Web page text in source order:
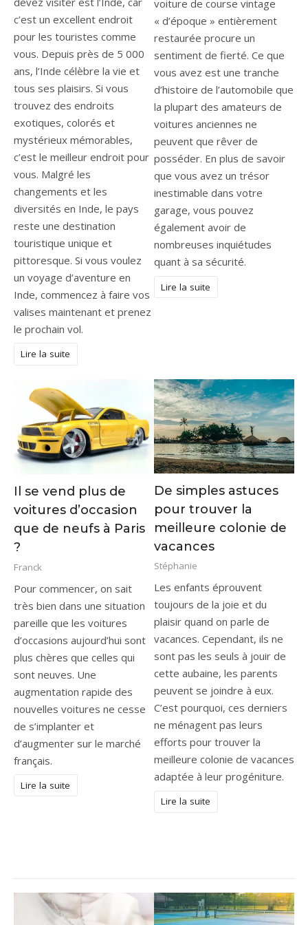
c’est un excellent endroit
pour les touristes comme
vous. Depuis près de 5 000
ans, l’Inde célèbre la vie et
tous ses plaisirs. Si vous
trouvez des endroits
exotiques, colorés et
mystérieux mémorables,
c’est le meilleur endroit pour
vous. Malgré les
changements et les
diversités en Inde, le pays
reste une destination
touristique unique et
pittoresque. Si vous voulez
un voyage d’aventure en
Inde, commencez à faire vos
valises maintenant et prenez
le prochain vol.
Lire la suite
voiture de course vintage
« d’époque » entièrement
restaurée procure un
sentiment de fierté. Ce que
vous avez est une tranche
d’histoire de l’automobile que
la plupart des amateurs de
voitures anciennes ne
peuvent que rêver de
posséder. En plus de savoir
que vous avez un trésor
inestimable dans votre
garage, vous pouvez
également avoir de
nombreuses inquiétudes
quant à sa sécurité.
Lire la suite
Il se vend plus de
voitures d’occasion
que de neufs à Paris
?
Franck
Pour commencer, on sait
très bien dans une situation
pareille que les voitures
d’occasions aujourd’hui sont
plus chères que celles qui
sont neuves. Une
augmentation rapide des
nouvelles voitures ne cesse
de s’implanter et
d’augmenter sur le marché
français.
Lire la suite
De simples astuces
pour trouver la
meilleure colonie de
vacances
Stéphanie
Les enfants éprouvent
toujours de la joie et du
plaisir quand on parle de
vacances. Cependant, ils ne
sont pas les seuls à jouir de
cette aubaine, les parents
peuvent se joindre à eux.
C’est pourquoi, ces derniers
ne ménagent pas leurs
efforts pour trouver la
meilleure colonie de vacances
adaptée à leur progéniture.
Lire la suite